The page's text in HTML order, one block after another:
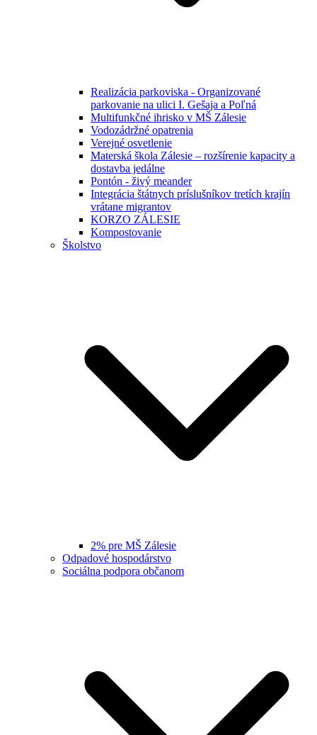
Realizácia parkoviska - Organizované
parkovanie na ulici I. Gešaja a Poľná
Multifunkčné ihrisko v MŠ Zálesie
Vodozádržné opatrenia
Verejné osvetlenie
Materská škola Zálesie – rozšírenie kapacity a
dostavba jedálne
Pontón - živý meander
Integrácia štátnych príslušníkov tretích krajín
vrátane migrantov
KORZO ZÁLESIE
Kompostovanie
Školstvo
2% pre MŠ Zálesie
Odpadové hospodárstvo
Sociálna podpora občanom